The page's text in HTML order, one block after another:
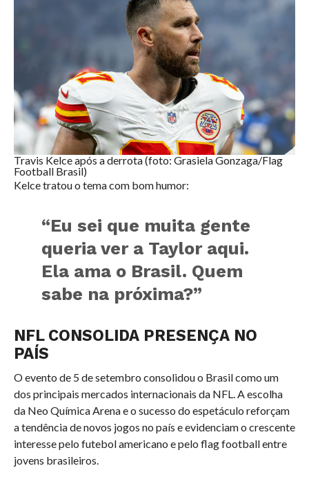
Travis Kelce após a derrota (foto: Grasiela Gonzaga/Flag
Football Brasil)
Kelce tratou o tema com bom humor:
“Eu sei que muita gente
queria ver a Taylor aqui.
Ela ama o Brasil. Quem
sabe na próxima?”
NFL CONSOLIDA PRESENÇA NO
PAÍS
O evento de 5 de setembro consolidou o Brasil como um
dos principais mercados internacionais da NFL. A escolha
da Neo Química Arena e o sucesso do espetáculo reforçam
a tendência de novos jogos no país e evidenciam o crescente
interesse pelo futebol americano e pelo flag football entre
jovens brasileiros.